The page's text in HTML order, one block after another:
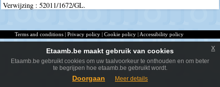
Verwijzing : 52011/1672/GL.
Terms and conditions | Privacy policy | Cookie policy | Accessibility policy
Etaamb.be maakt gebruik van cookies
Etaamb.be gebruikt cookies om uw taalvoorkeur te onthouden en om beter
te begrijpen hoe etaamb.be gebruikt wordt.
Doorgaan Meer details
x